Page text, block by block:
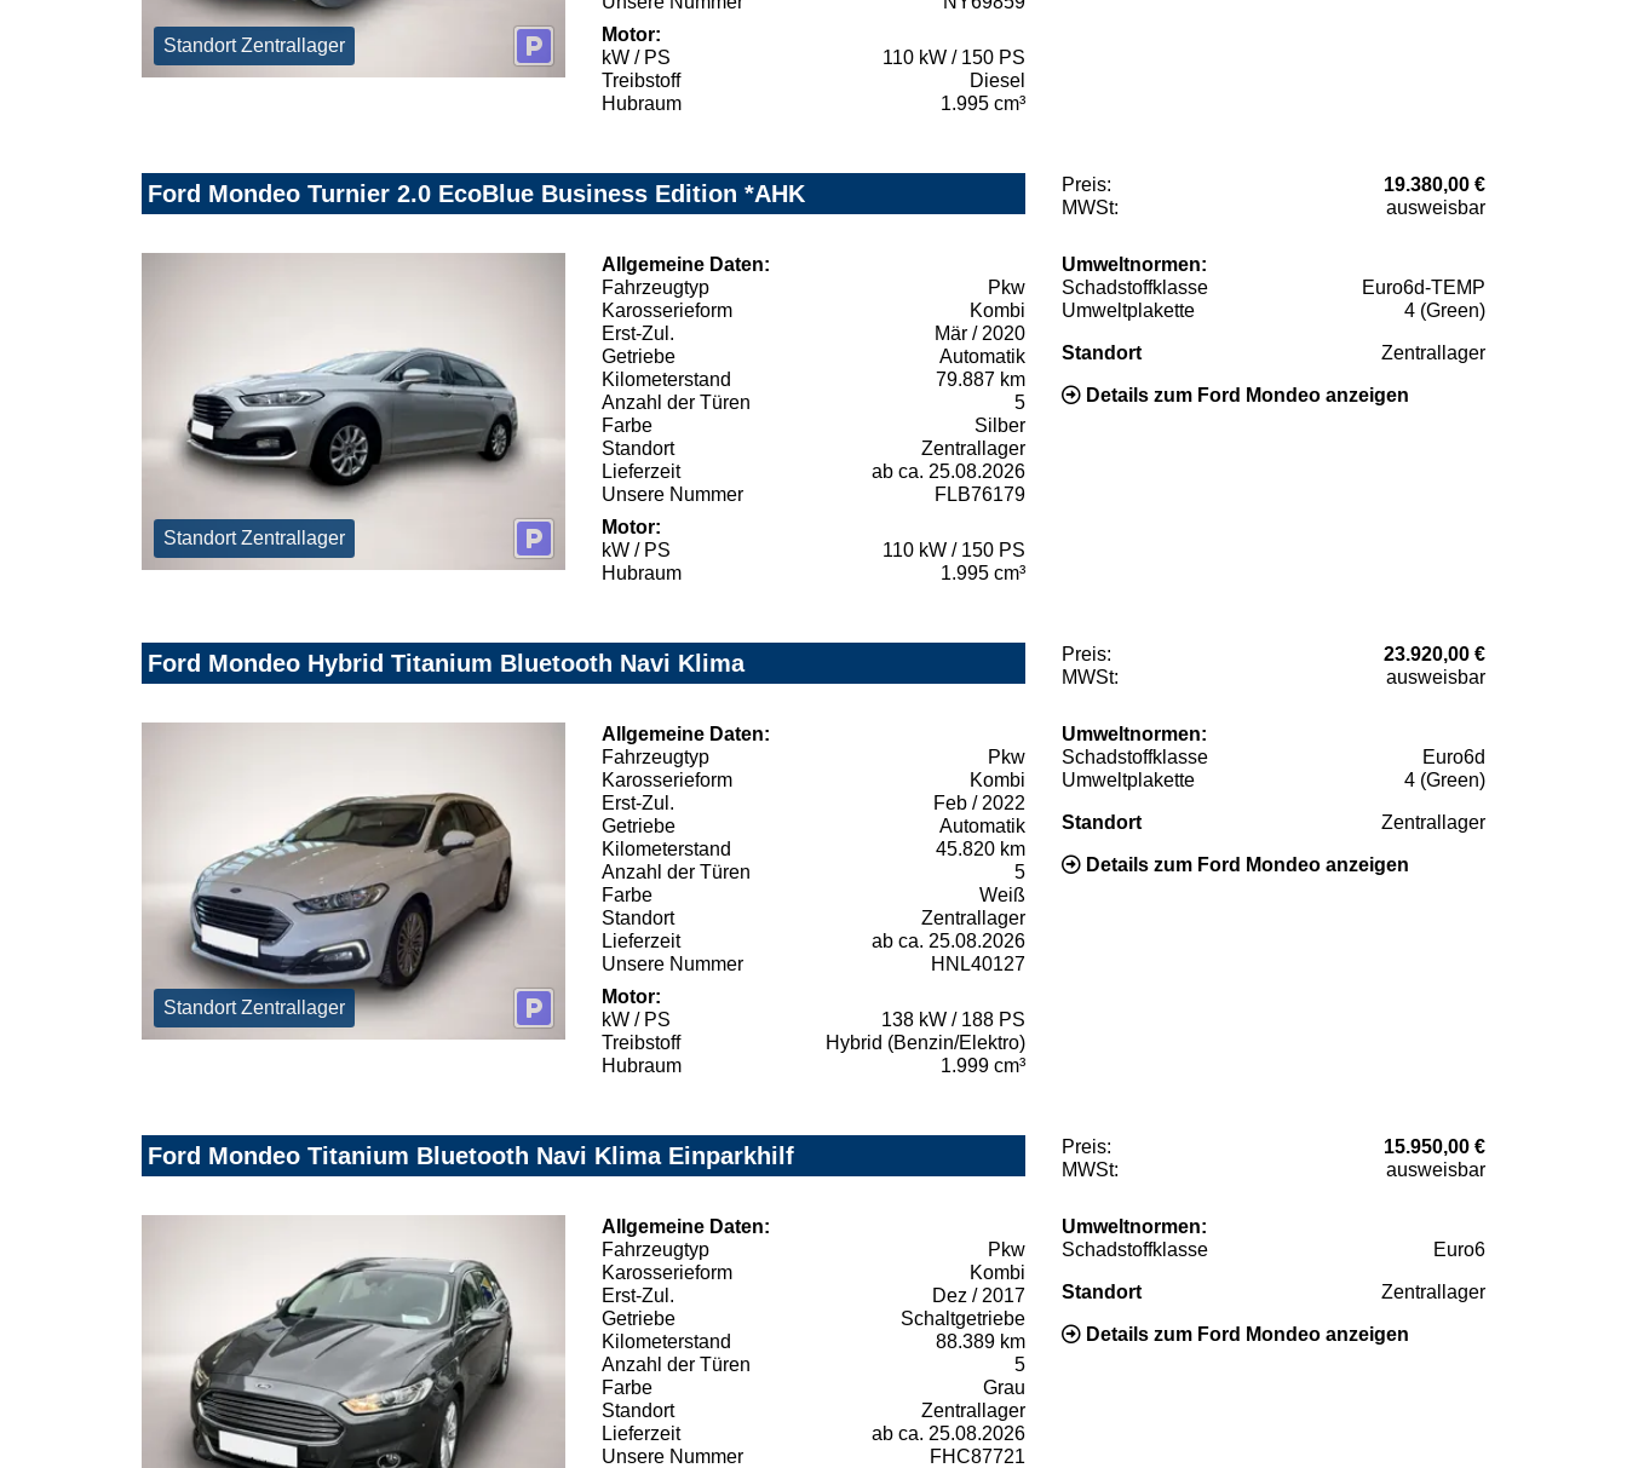
Standort Zentrallager
Motor:
kW / PS
110 kW / 150 PS
Treibstoff
Diesel
Hubraum
1.995 cm³
Ford Mondeo Turnier 2.0 EcoBlue Business Edition *AHK Preis:
19.380,00 €
MWSt:
ausweisbar
Standort Zentrallager
Allgemeine Daten:
Fahrzeugtyp
Pkw
Karosserieform
Kombi
Erst-Zul.
Mär / 2020
Getriebe
Automatik
Kilometerstand
79.887 km
Anzahl der Türen
5
Farbe
Silber
Standort
Zentrallager
Lieferzeit
ab ca. 25.08.2026
Unsere Nummer
FLB76179
Motor:
kW / PS
110 kW / 150 PS
Hubraum
1.995 cm³
Umweltnormen:
Schadstoffklasse
Euro6d-TEMP
Umweltplakette
4 (Green)
Standort Zentrallager
Details zum Ford Mondeo anzeigen
Ford Mondeo Hybrid Titanium Bluetooth Navi Klima Preis:
23.920,00 €
MWSt:
ausweisbar
Standort Zentrallager
Allgemeine Daten:
Fahrzeugtyp
Pkw
Karosserieform
Kombi
Erst-Zul.
Feb / 2022
Getriebe
Automatik
Kilometerstand
45.820 km
Anzahl der Türen
5
Farbe
Weiß
Standort
Zentrallager
Lieferzeit
ab ca. 25.08.2026
Unsere Nummer
HNL40127
Motor:
kW / PS
138 kW / 188 PS
Treibstoff
Hybrid (Benzin/Elektro)
Hubraum
1.999 cm³
Umweltnormen:
Schadstoffklasse
Euro6d
Umweltplakette
4 (Green)
Standort Zentrallager
Details zum Ford Mondeo anzeigen
Ford Mondeo Titanium Bluetooth Navi Klima Einparkhilf Preis:
15.950,00 €
MWSt:
ausweisbar
Allgemeine Daten:
Fahrzeugtyp
Pkw
Karosserieform
Kombi
Erst-Zul.
Dez / 2017
Getriebe
Schaltgetriebe
Kilometerstand
88.389 km
Anzahl der Türen
5
Farbe
Grau
Standort
Zentrallager
Lieferzeit
ab ca. 25.08.2026
Unsere Nummer
FHC87721
Umweltnormen:
Schadstoffklasse
Euro6
Standort Zentrallager
Details zum Ford Mondeo anzeigen